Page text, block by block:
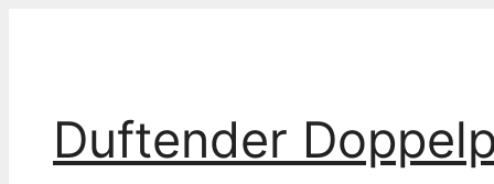
Duftender